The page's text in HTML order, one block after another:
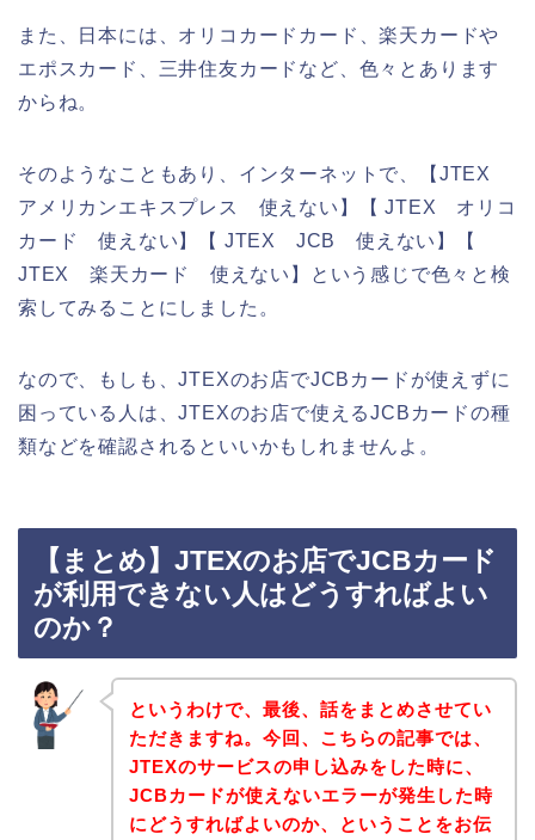
また、日本には、オリコカードカード、楽天カードや
エポスカード、三井住友カードなど、色々とあります
からね。
そのようなこともあり、インターネットで、【JTEX
アメリカンエキスプレス 使えない】【 JTEX オリコ
カード 使えない】【 JTEX JCB 使えない】【
JTEX 楽天カード 使えない】という感じで色々と検
索してみることにしました。
なので、もしも、JTEXのお店でJCBカードが使えずに
困っている人は、JTEXのお店で使えるJCBカードの種
類などを確認されるといいかもしれませんよ。
【まとめ】JTEXのお店でJCBカード
が利用できない人はどうすればよい
のか？
というわけで、最後、話をまとめさせてい
ただきますね。今回、こちらの記事では、
JTEXのサービスの申し込みをした時に、
JCBカードが使えないエラーが発生した時
にどうすればよいのか、ということをお伝